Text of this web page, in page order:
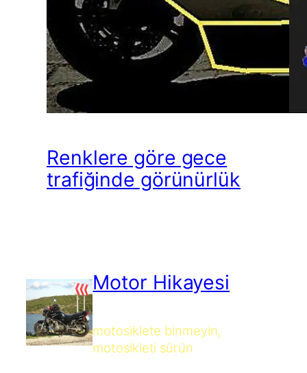
Renklere göre gece
trafiğinde görünürlük
Motor Hikayesi
motosiklete binmeyin,
motosikleti sürün